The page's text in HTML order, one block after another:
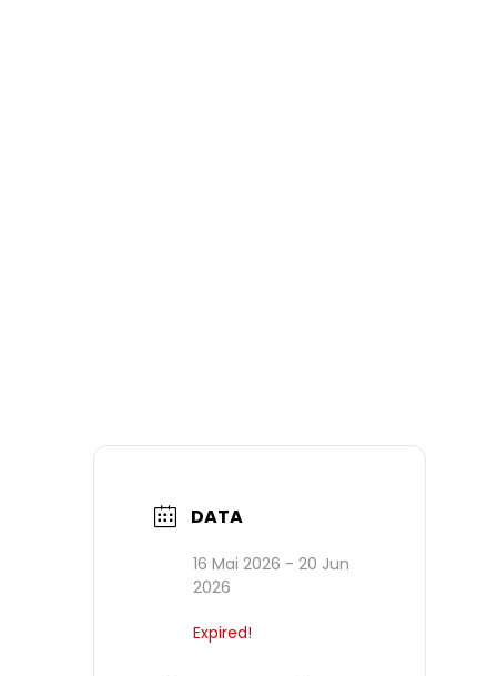
DATA
16 Mai 2026 - 20 Jun
2026
Expired!